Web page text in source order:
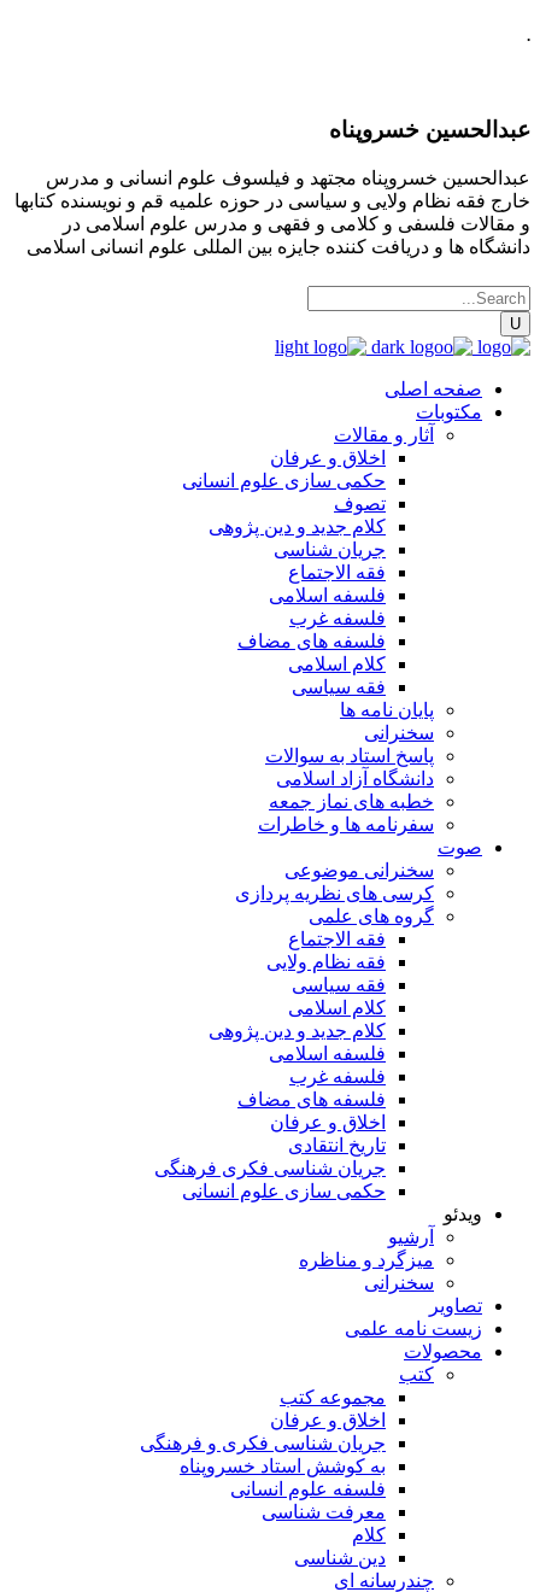
.
عبدالحسین خسروپناه
عبدالحسین خسروپناه مجتهد و فیلسوف علوم انسانی و مدرس
خارج فقه نظام ولایی و سیاسی در حوزه علمیه قم و نویسنده کتابها
و مقالات فلسفی و کلامی و فقهی و مدرس علوم اسلامی در
دانشگاه ها و دریافت کننده جایزه بین المللی علوم انسانی اسلامی
صفحه اصلی
مکتوبات
آثار و مقالات
اخلاق و عرفان
حکمی سازی علوم انسانی
تصوف
کلام جدید و دین پژوهی
جریان شناسی
فقه الاجتماع
فلسفه اسلامی
فلسفه غرب
فلسفه های مضاف
کلام اسلامی
فقه سیاسی
پایان نامه ها
سخنرانی
پاسخ استاد به سوالات
دانشگاه آزاد اسلامی
خطبه های نماز جمعه
سفرنامه ها و خاطرات
صوت
سخنرانی موضوعی
کرسی های نظریه پردازی
گروه های علمی
فقه الاجتماع
فقه نظام ولایی
فقه سیاسی
کلام اسلامی
کلام جدید و دین پژوهی
فلسفه اسلامی
فلسفه غرب
فلسفه های مضاف
اخلاق و عرفان
تاریخ انتقادی
جریان شناسی فکری فرهنگی
حکمی سازی علوم انسانی
ویدئو
آرشیو
میزگرد و مناظره
سخنرانی
تصاویر
زیست نامه علمی
محصولات
کتب
مجموعه کتب
اخلاق و عرفان
جریان شناسی فکری و فرهنگی
به کوشش استاد خسروپناه
فلسفه علوم انسانی
معرفت شناسی
کلام
دین شناسی
چندرسانه ای